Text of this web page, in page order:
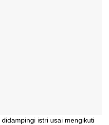
istri usai mengikuti